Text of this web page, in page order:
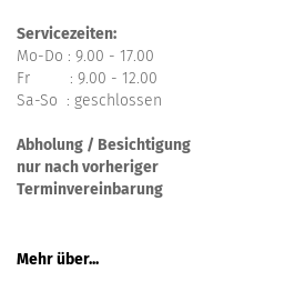
Servicezeiten:
Mo-Do : 9.00 - 17.00
Fr : 9.00 - 12.00
Sa-So : geschlossen
Abholung / Besichtigung
nur nach vorheriger
Terminvereinbarung
Mehr über...